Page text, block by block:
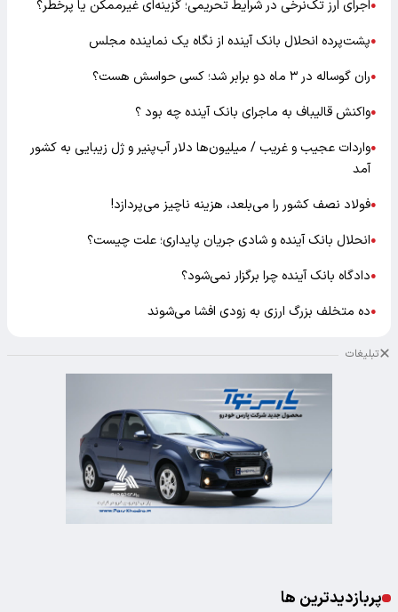
●اجرای ارز تک‌نرخی در شرایط تحریمی؛ گزینه‌ای غیرممکن یا پرخطر؟
●پشت‌پرده انحلال بانک آینده از نگاه یک نماینده مجلس
●ران گوساله در ۳ ماه دو برابر شد؛ کسی حواسش هست؟
●واکنش قالیباف به ماجرای بانک آینده چه بود ؟
●واردات عجیب و غریب / میلیون‌ها دلار آب‌پنیر و ژل زیبایی به کشور
آمد
●فولاد نصف کشور را می‌بلعد، هزینه ناچیز می‌پردازد!
●انحلال بانک آینده و شادی جریان پایداری؛ علت چیست؟
●دادگاه بانک آینده چرا برگزار نمی‌شود؟
●ده متخلف بزرگ ارزی به زودی افشا می‌شوند
تبلیغات
پربازدیدترین ها